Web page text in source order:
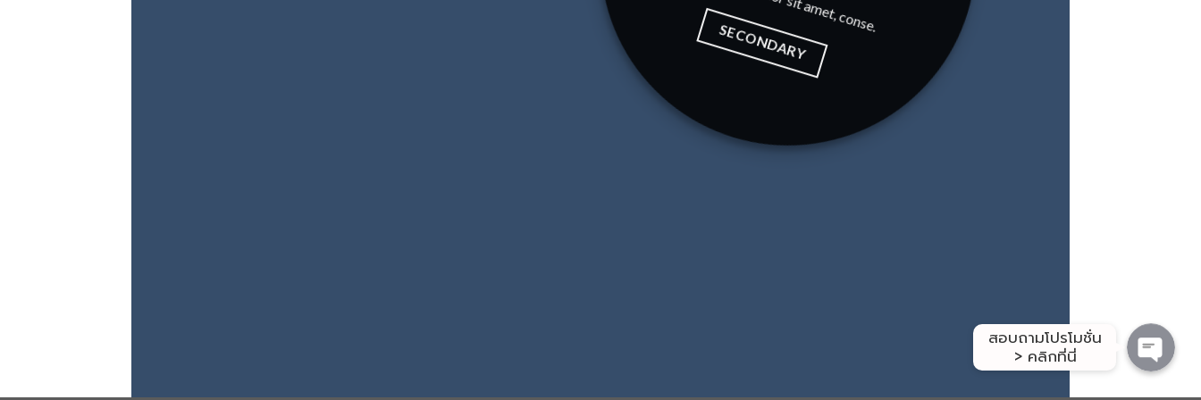
SECONDARY
สอบถามโปรโมชั่น
> คลิกที่นี่